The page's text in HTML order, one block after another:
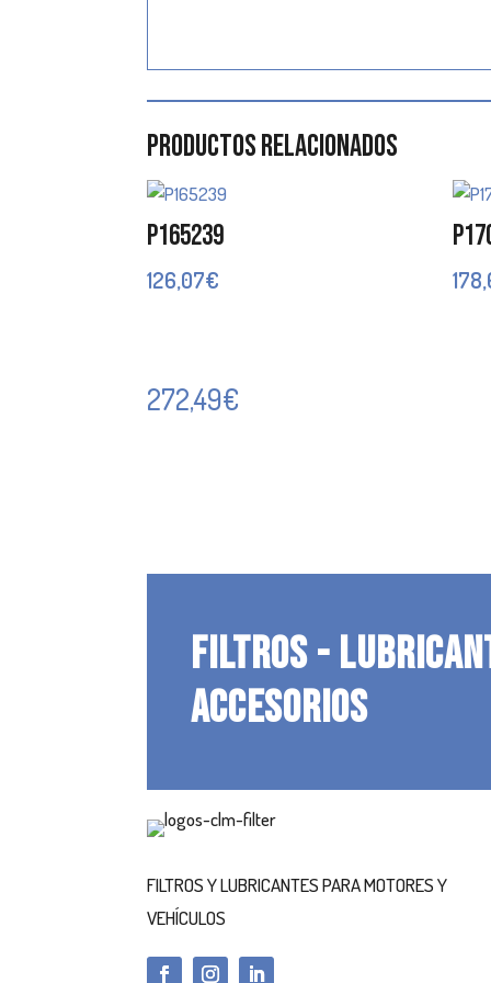
Productos relacionados
P165239
126,07€
272,49€
FILTROS -
ACCESORIOS
FILTROS Y LUBRICANTES PARA MOTORES Y
VEHÍCULOS